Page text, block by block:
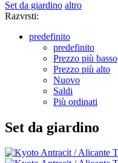
Set da giardino altro
Razvrsti:
predefinito
predefinito
Prezzo più basso
Prezzo più alto
Nuovo
Saldi
Più ordinati
Set da giardino